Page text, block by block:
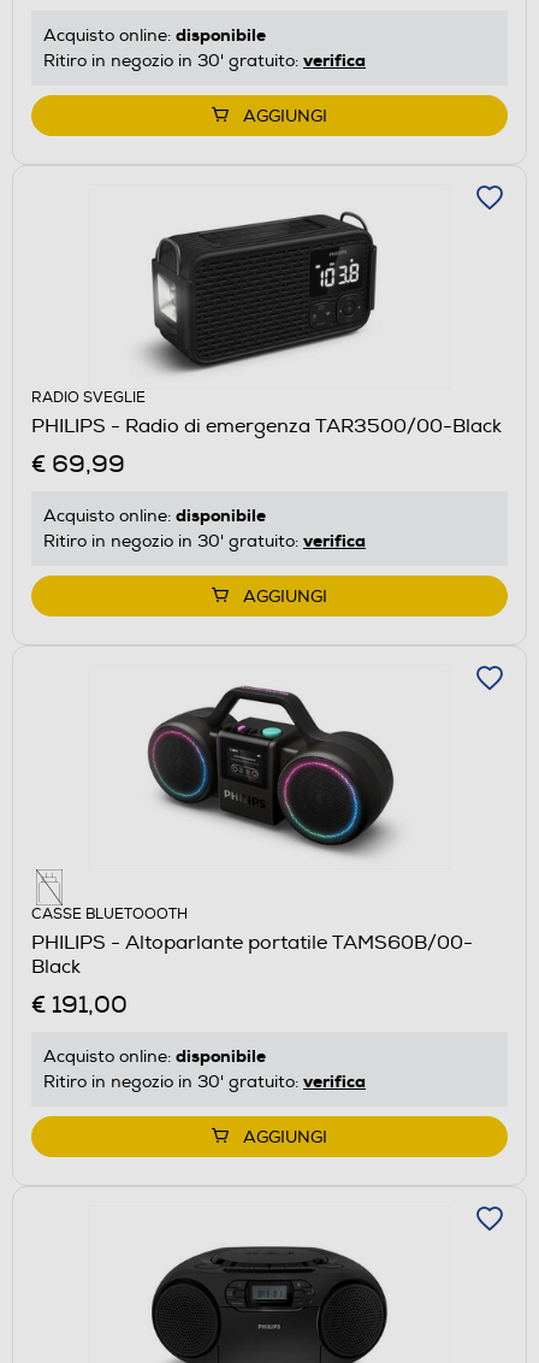
Acquisto online: disponibile
Ritiro in negozio in 30' gratuito: verifica
AGGIUNGI
RADIO SVEGLIE
PHILIPS - Radio di emergenza TAR3500/00-Black
€ 69,99
Acquisto online: disponibile
Ritiro in negozio in 30' gratuito: verifica
AGGIUNGI
CASSE BLUETOOOTH
PHILIPS - Altoparlante portatile TAMS60B/00-
Black
€ 191,00
Acquisto online: disponibile
Ritiro in negozio in 30' gratuito: verifica
AGGIUNGI